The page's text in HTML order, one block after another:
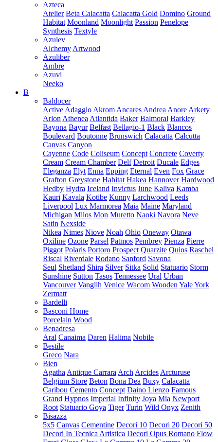
Azteca
Atelier Beta Calacatta Calacatta Gold Domino Ground
Habitat Moonland Moonlight Passion Penelope
Synthesis Textyle
Azulev
Alchemy Artwood
Azuliber
Ambre
Azuvi
Neeko
B
Baldocer
Active Adaggio Akrom Ancares Andrea Anore Arkety
Arlon Athenea Atlantida Baker Balmoral Barkley
Bayona Bayur Belfast Bellagio-1 Black Blancos
Boulevard Boutonne Brunswich Calacatta Calcutta
Canvas Canyon
Cayenne Code Coliseum Concept Concrete Coverty
Cream Cream Chamber Delf Detroit Ducale Edges
Eleganza Elyt Enna Epping Eternal Even Fox Grace
Grafton Greystone Habitat Hakea Hannover Hardwood
Hedby Hydra Iceland Invictus June Kaliva Kamba
Kauri Kavala Kotibe Kunny Larchwood Leeds
Liverpool Lux Marmorea Maia Maine Maryland
Michigan Milos Mon Muretto Naoki Navora Neve
Satin Nexside
Nikea Nimes Niove Noah Ohio Oneway Otawa
Oxiline Ozone Parsel Patmos Pembrey Pienza Pierre
Piggot Polaris Portoro Prospect Quarzite Quios Raschel
Riscal Riverdale Rodano Sanford Savona
Seul Shetland Shira Silver Sitka Solid Statuario Storm
Sunshine Sutton Tasos Tennessee Ural Urban
Vancouver Vanglih Venice Wacom Wooden YaleYork
Zermatt
Bardelli
Basconi Home
Porcelain Wood
Benadresa
Aral Canaima Daren Halima Nobile
Bestile
Greco Nara
Bien
Agatha Antique Carrara Arch Arcides Arcturuse
Belgium Store Beton Bona Dea Buxy Calacatta
Caribou Cemento Concept Daino Lienzo Famous
Grand Hypnos Imperial Infinity Joya Mia Newport
Root Statuario Goya Tiger Turin Wild Onyx Zenith
Bisazza
5x5 Canvas Cementine Decori 10 Decori 20 Decori 50
Decori In Tecnica Artistica Decori Opus Romano Flow